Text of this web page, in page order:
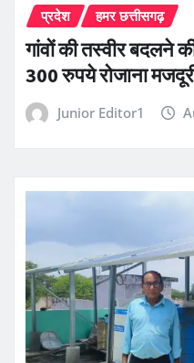
प्रदेश हमर छत्तीसगढ़
गांवों की तस्वीर बदलने
300 रुपये रोजाना
Junior Editor1